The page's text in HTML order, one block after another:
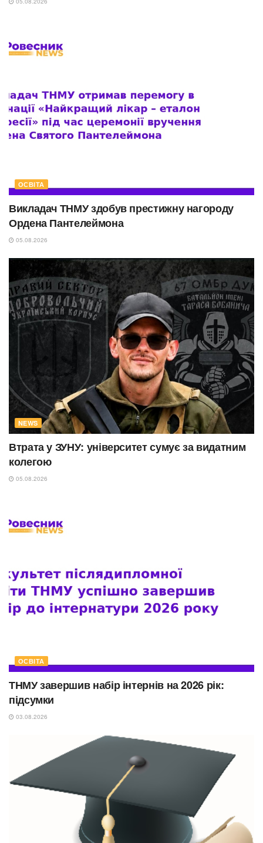
ОСВІТА
Викладач ТНМУ здобув престижну нагороду
Ордена Пантелеймона
05.08.2026
NEWS
Втрата у ЗУНУ: університет сумує за видатним
колегою
05.08.2026
ОСВІТА
ТНМУ завершив набір інтернів на 2026 рік:
підсумки
03.08.2026